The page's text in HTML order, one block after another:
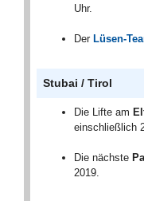
Uhr.
Der Lüsen-
Stubai / Tirol
Die Lifte am
einschließlich
Die nächste
2019.